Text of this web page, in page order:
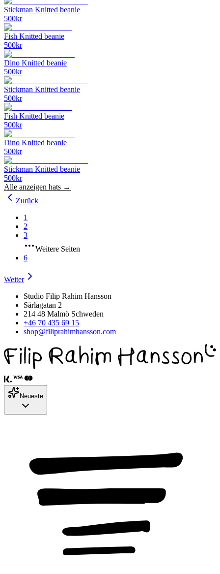
Stickman Knitted beanie
500kr
Fish Knitted beanie
500kr
Dino Knitted beanie
500kr
Stickman Knitted beanie
500kr
Fish Knitted beanie
500kr
Dino Knitted beanie
500kr
Stickman Knitted beanie
500kr
Alle anzeigen hats →
Zurück
1
2
3
Weitere Seiten
6
Weiter
Studio Filip Rahim Hansson
Särlagatan 2
214 48 Malmö Schweden
+46 70 435 69 15
shop@filiprahimhansson.com
Neueste